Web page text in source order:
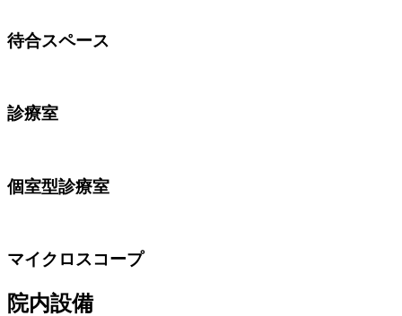
待合スペース
診療室
個室型診療室
マイクロスコープ
院内設備